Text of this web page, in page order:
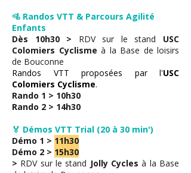
🚵‍ Randos VTT & Parcours Agilité
Enfants
Dès 10h30 > RDV sur le stand USC
Colomiers Cyclisme à la Base de loisirs
de Bouconne
Randos VTT proposées par l'USC
Colomiers Cyclisme.
Rando 1 > 10h30
Rando 2 > 14h30
🏅 Démos VTT Trial (20 à 30 min')
Démo 1 > 11h30
Démo 2 > 15h30
> RDV sur le stand Jolly Cyclesà la Base